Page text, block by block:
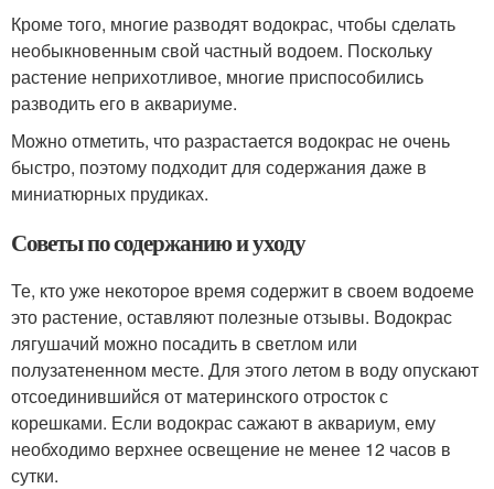
Кроме того, многие разводят водокрас, чтобы сделать
необыкновенным свой частный водоем. Поскольку
растение неприхотливое, многие приспособились
разводить его в аквариуме.
Можно отметить, что разрастается водокрас не очень
быстро, поэтому подходит для содержания даже в
миниатюрных прудиках.
Советы по содержанию и уходу
Те, кто уже некоторое время содержит в своем водоеме
это растение, оставляют полезные отзывы. Водокрас
лягушачий можно посадить в светлом или
полузатененном месте. Для этого летом в воду опускают
отсоединившийся от материнского отросток с
корешками. Если водокрас сажают в аквариум, ему
необходимо верхнее освещение не менее 12 часов в
сутки.